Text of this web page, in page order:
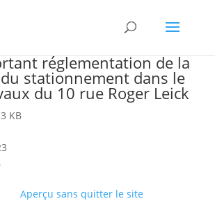
réglementation de la
stationnement dans le
du 10 rue Roger Leick
KB
Aperçu sans quitter le site